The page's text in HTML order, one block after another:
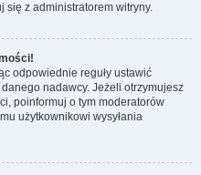
się z administratorem witryny.
odpowiednie reguły ustawić
nadawcy. Jeżeli otrzymujesz
poinformuj o tym moderatorów
użytkownikowi wysyłania